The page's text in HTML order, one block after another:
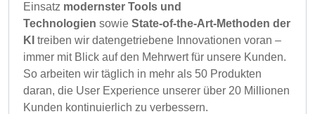
Einsatz modernster Tools und
Technologien sowie State-of-the-Art-Methoden der
KI treiben wir datengetriebene Innovationen voran –
immer mit Blick auf den Mehrwert für unsere Kunden.
So arbeiten wir täglich in mehr als 50 Produkten
daran, die User Experience unserer über 20 Millionen
Kunden kontinuierlich zu verbessern.